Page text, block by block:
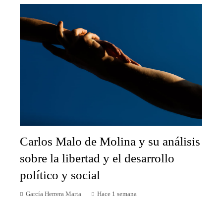
Carlos Malo de Molina y su análisis
sobre la libertad y el desarrollo
político y social
García Herrera Marta Hace 1 semana